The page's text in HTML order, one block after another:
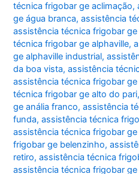
técnica frigobar ge aclimação,
ge água branca,assistência
assistência técnica frigobar ge
técnica frigobar ge alphaville,
ge alphaville industrial,
da boa vista,assistência
assistência técnica frigobar
técnica frigobar ge alto do pari
ge anália franco,assistência
funda,assistência técnica
assistência técnica frigobar ge
frigobar ge belenzinho,
retiro,assistência técnica
assistência técnica frigobar ge